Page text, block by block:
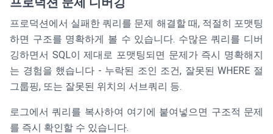
프로덕션에서 실패한 쿼리를 문제 해결할 때, 적절히 포맷팅
하면 구조를 명확하게 볼 수 있습니다. 수많은 쿼리를 디버
깅하면서 SQL이 제대로 포맷팅되면 문제가 즉시 명확해지
는 경험을 했습니다 - 누락된 조인 조건, 잘못된 WHERE 절
그룹핑, 또는 잘못된 위치의 서브쿼리 등.
로그에서 쿼리를 복사하여 여기에 붙여넣으면 구조적 문제
를 즉시 확인할 수 있습니다.